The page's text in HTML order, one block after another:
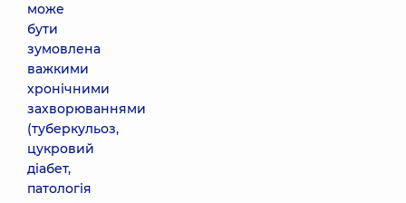
може
бути
зумовлена
важкими
хронічними
захворюваннями
(туберкульоз,
цукровий
діабет,
патологія